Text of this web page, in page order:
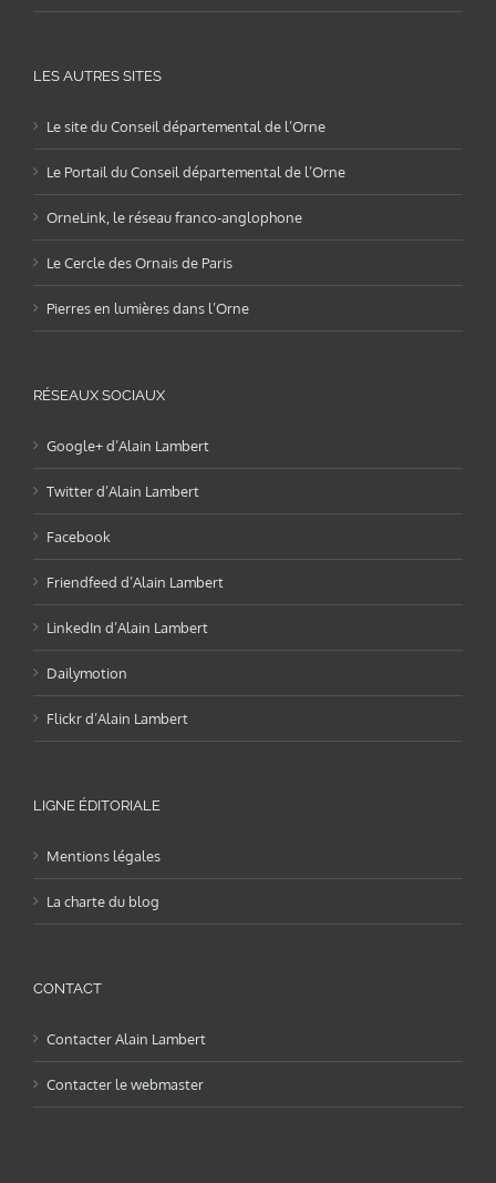
LES AUTRES SITES
Le site du Conseil départemental de l’Orne
Le Portail du Conseil départemental de l’Orne
OrneLink, le réseau franco-anglophone
Le Cercle des Ornais de Paris
Pierres en lumières dans l’Orne
RÉSEAUX SOCIAUX
Google+ d’Alain Lambert
Twitter d’Alain Lambert
Facebook
Friendfeed d’Alain Lambert
LinkedIn d’Alain Lambert
Dailymotion
Flickr d’Alain Lambert
LIGNE ÉDITORIALE
Mentions légales
La charte du blog
CONTACT
Contacter Alain Lambert
Contacter le webmaster